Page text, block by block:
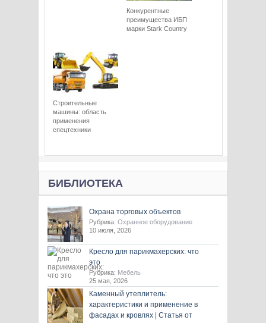
Конкурентные
преимущества ИБП
марки Stark Сountry
Строительные
машины: область
применения
спецтехники
БИБЛИОТЕКА
Охрана торговых объектов
Рубрика: Охранное оборудование
10 июля, 2026
Кресло для парикмахерских: что
это
Рубрика: Мебель
25 мая, 2026
Каменный утеплитель:
характеристики и применение в
фасадах и кровлях | Статья от